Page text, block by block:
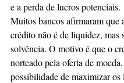
e a perda de lucros potenciais.
Muitos bancos afirmaram que
crédito não é de liquidez, mas
solvência. O motivo é que o
norteado pela oferta de
possibilidade de maximizar os